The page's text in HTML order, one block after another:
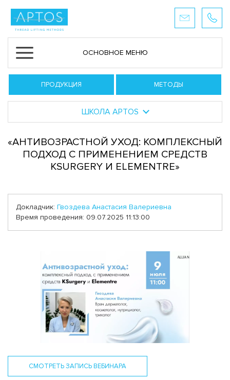
ОСНОВНОЕ МЕНЮ
ПРОДУКЦИЯ МЕТОДЫ
ШКОЛА APTOS
«АНТИВОЗРАСТНОЙ УХОД: КОМПЛЕКСНЫЙ
ПОДХОД С ПРИМЕНЕНИЕМ СРЕДСТВ
KSURGERY И ELEMENTRE»
Докладчик: Гвоздева Анастасия Валериевна
Время проведения: 09.07.2025 11:13:00
СМОТРЕТЬ ЗАПИСЬ ВЕБИНАРА